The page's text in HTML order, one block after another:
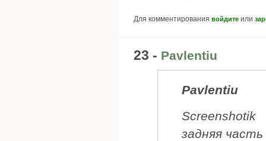
Для комментирования войдите или
23 - Pavlentiu
Pavlentiu
Screenshotik
задняя